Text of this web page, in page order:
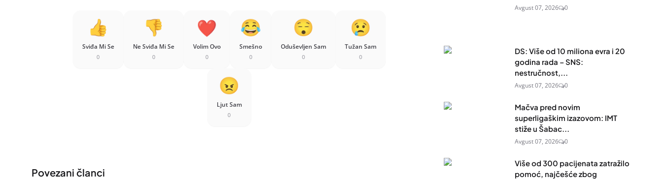
Sviđa Mi Se
0
Ne Sviđa Mi Se
0
Volim Ovo
0
Smešno
0
Oduševljen Sam
0
Tužan Sam
0
Ljut Sam
0
Povezani članci
Avgust 07, 2026 0
DS: Više od 10 miliona evra i 20
godina rada – SNS:
nestručnost,...
Avgust 07, 2026 0
Mačva pred novim
superligaškim izazovom: IMT
stiže u Šabac...
Avgust 07, 2026 0
Više od 300 pacijenata zatražilo
pomoć, najčešće zbog